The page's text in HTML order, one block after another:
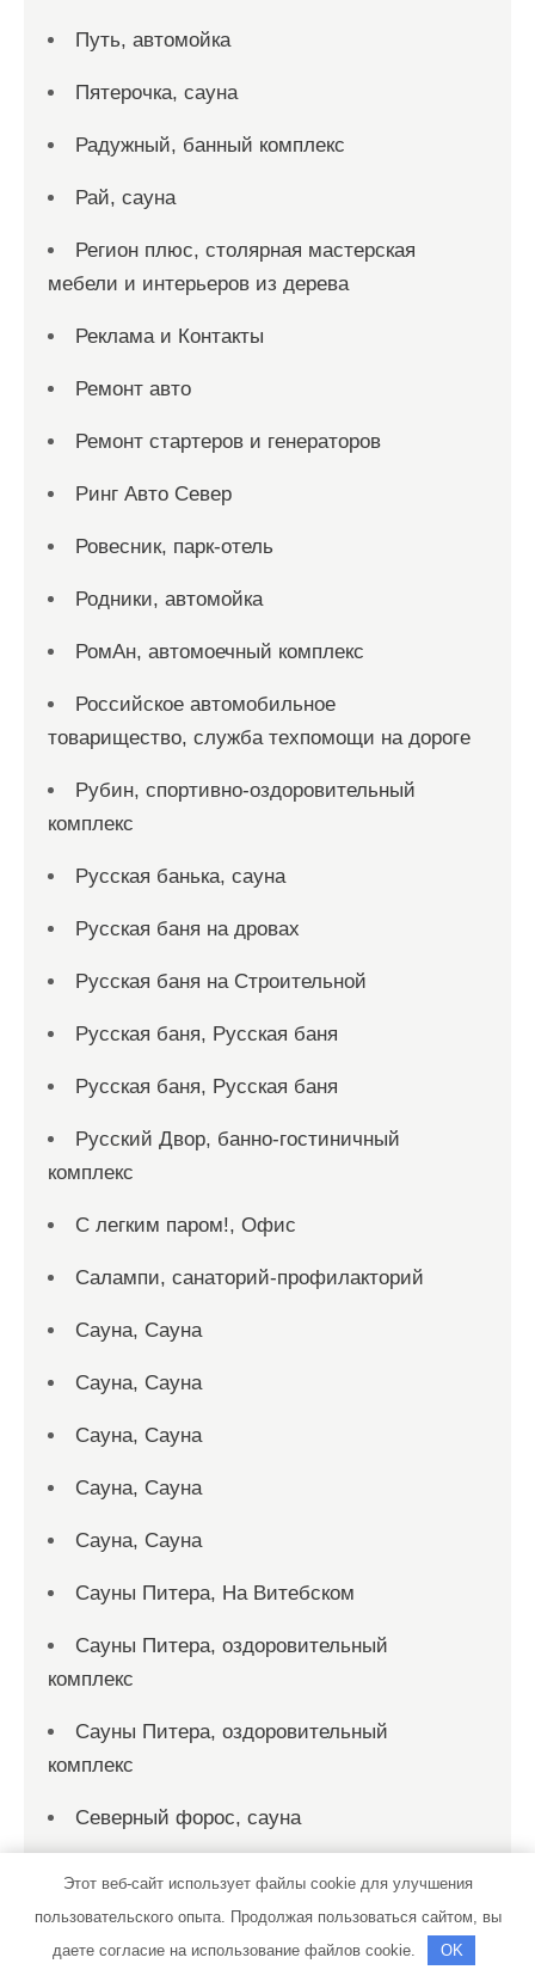
Путь, автомойка
Пятерочка, сауна
Радужный, банный комплекс
Рай, сауна
Регион плюс, столярная мастерская
мебели и интерьеров из дерева
Реклама и Контакты
Ремонт авто
Ремонт стартеров и генераторов
Ринг Авто Север
Ровесник, парк-отель
Родники, автомойка
РомАн, автомоечный комплекс
Российское автомобильное
товарищество, служба техпомощи на дороге
Рубин, спортивно-оздоровительный
комплекс
Русская банька, сауна
Русская баня на дровах
Русская баня на Строительной
Русская баня, Русская баня
Русская баня, Русская баня
Русский Двор, банно-гостиничный
комплекс
С легким паром!, Офис
Салампи, санаторий-профилакторий
Сауна, Сауна
Сауна, Сауна
Сауна, Сауна
Сауна, Сауна
Сауна, Сауна
Сауны Питера, На Витебском
Сауны Питера, оздоровительный
комплекс
Сауны Питера, оздоровительный
комплекс
Северный форос, сауна
Сибирская баня на дровах, Сибирская
баня на дровах
Этот веб-сайт использует файлы cookie для улучшения
пользовательского опыта. Продолжая пользоваться сайтом, вы
даете согласие на использование файлов cookie.
OK